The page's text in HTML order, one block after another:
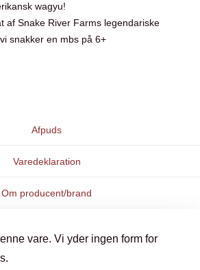
wagyu!
af Snake River Farms legendariske
snakker en mbs på 6+
Afpuds
Varedeklaration
Om producent/brand
vare. Vi yder ingen form for